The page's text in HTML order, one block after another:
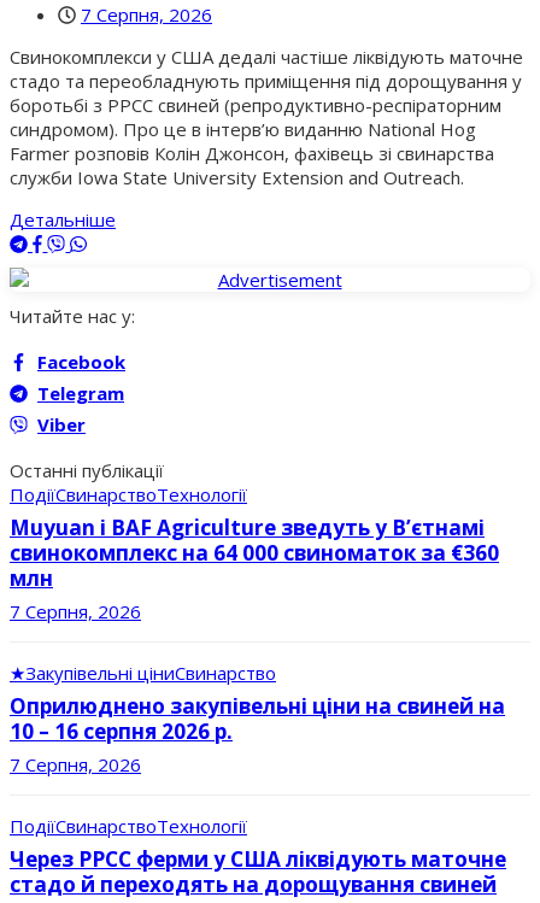
7 Серпня, 2026
Свинокомплекси у США дедалі частіше ліквідують маточне
стадо та переобладнують приміщення під дорощування у
боротьбі з РРСС свиней (репродуктивно-респіраторним
синдромом). Про це в інтерв’ю виданню National Hog
Farmer розповів Колін Джонсон, фахівець зі свинарства
служби Iowa State University Extension and Outreach.
Детальніше
Читайте нас у:
Facebook
Telegram
Viber
Останні публікації
ПодіїСвинарствоТехнології
Muyuan і BAF Agriculture зведуть у В’єтнамі
свинокомплекс на 64 000 свиноматок за €360
млн
7 Серпня, 2026
★Закупівельні ціниСвинарство
Оприлюднено закупівельні ціни на свиней на
10 – 16 серпня 2026 р.
7 Серпня, 2026
ПодіїСвинарствоТехнології
Через РРСС ферми у США ліквідують маточне
стадо й переходять на дорощування свиней